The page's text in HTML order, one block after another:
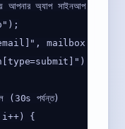
অ্যাপ সাইনআপ করুন
(30s পর্যন্ত)
{